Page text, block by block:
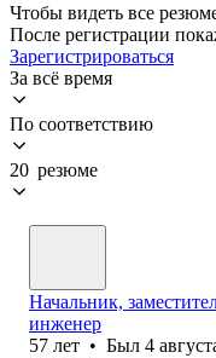
Чтобы видеть все
После регистрации
Зарегистрироваться
За всё время
По соответствию
20 резюме
Начальник,
инженер
57 лет • Был 4